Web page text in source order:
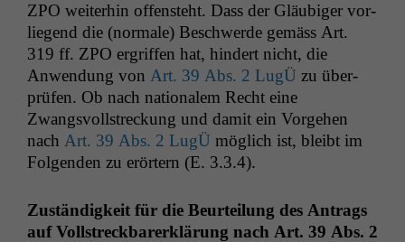
ZPO weit­er­hin offen­ste­ht. Dass der Gläu­biger vor­
liegend die (nor­male) Beschw­erde gemäss Art.
319 ff. ZPO ergrif­f­en hat, hin­dert nicht, die
Anwen­dung von Art. 39 Abs. 2 LugÜ zu über­
prüfen. Ob nach nationalem Recht eine
Zwangsvoll­streck­ung und damit ein Vorge­hen
nach Art. 39 Abs. 2 LugÜ möglich ist, bleibt im
Fol­gen­den zu erörtern (E. 3.3.4).
Zuständigkeit für die Beurteilung des Antrags
auf Voll­streck­bar­erk­lärung nach Art. 39 Abs. 2